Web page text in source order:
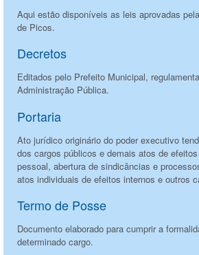
Aqui estão disponíveis as leis aprovadas
de Picos.
Decretos
Editados pelo Prefeito Municipal,
Administração Pública.
Portaria
Ato jurídico originário do poder executivo
dos cargos públicos e demais atos de
pessoal, abertura de sindicâncias e
atos individuais de efeitos internos e outros
Termo de Posse
Documento elaborado para cumprir a
determinado cargo.